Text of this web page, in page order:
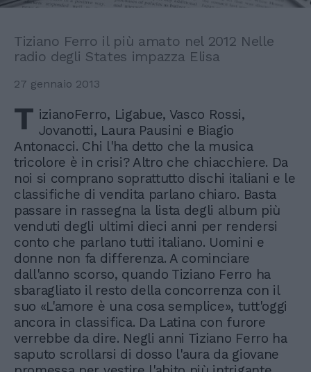
Tiziano Ferro il più amato nel 2012 Nelle
radio degli States impazza Elisa
27 gennaio 2013
T izianoFerro, Ligabue, Vasco Rossi,
Jovanotti, Laura Pausini e Biagio
Antonacci. Chi l'ha detto che la musica
tricolore è in crisi? Altro che chiacchiere. Da
noi si comprano soprattutto dischi italiani e le
classifiche di vendita parlano chiaro. Basta
passare in rassegna la lista degli album più
venduti degli ultimi dieci anni per rendersi
conto che parlano tutti italiano. Uomini e
donne non fa differenza. A cominciare
dall'anno scorso, quando Tiziano Ferro ha
sbaragliato il resto della concorrenza con il
suo «L'amore è una cosa semplice», tutt'oggi
ancora in classifica. Da Latina con furore
verrebbe da dire. Negli anni Tiziano Ferro ha
saputo scrollarsi di dosso l'aura da giovane